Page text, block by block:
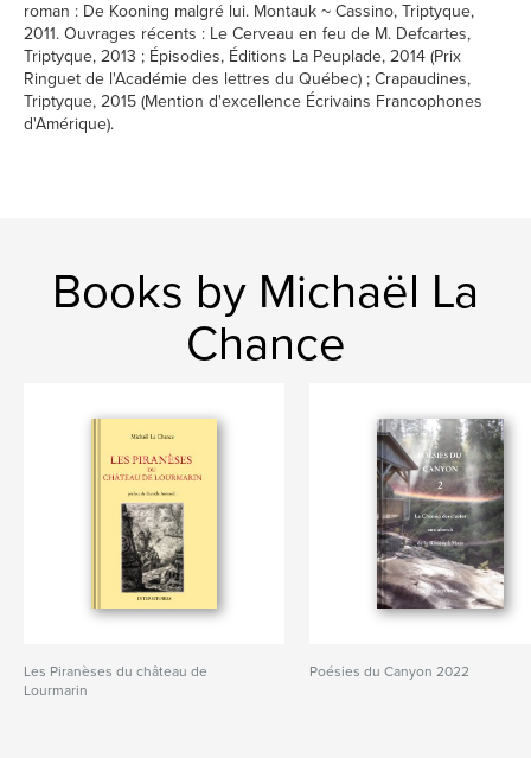
roman : De Kooning malgré lui. Montauk ~ Cassino, Triptyque,
2011. Ouvrages récents : Le Cerveau en feu de M. Defcartes,
Triptyque, 2013 ; Épisodies, Éditions La Peuplade, 2014 (Prix
Ringuet de l'Académie des lettres du Québec) ; Crapaudines,
Triptyque, 2015 (Mention d'excellence Écrivains Francophones
d'Amérique).
Books by Michaël La
Chance
Les Piranèses du château de
Lourmarin
Poésies du Canyon 2022